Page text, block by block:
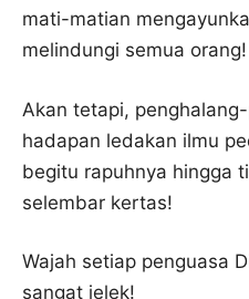
mati-matian
melindungi semua orang!
Akan tetapi,
hadapan ledakan ilmu
begitu rapuhnya hingga
selembar kertas!
Wajah setiap penguasa
sangat jelek!